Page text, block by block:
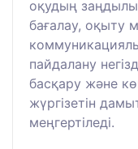
оқудың
бағалау, оқыту
пайдалану
басқару және
жүргізетін
меңгертіледі.